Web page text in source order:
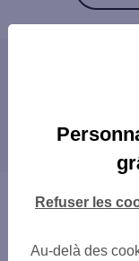
Les
BOUXWILLER 3
NEUWILLER
SFCM NIEDER
proximité
Vous êtes ici : Accueil
Au-delà des
Refuser les